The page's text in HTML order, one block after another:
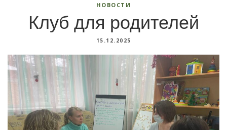
НОВОСТИ
Клуб для родителей
15.12.2025